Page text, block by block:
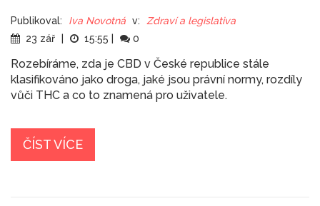
Publikoval: Iva Novotná v:
Zdraví a legislativa
23 zář
15:55 0
Rozebíráme, zda je CBD v České republice stále
klasifikováno jako droga, jaké jsou právní normy, rozdíly
vůči THC a co to znamená pro uživatele.
ČÍST VÍCE